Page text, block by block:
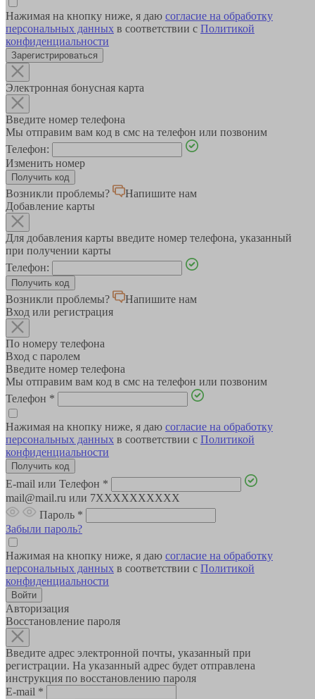
Нажимая на кнопку ниже, я даю согласие на обработку
персональных данных в соответствии с Политикой
конфиденциальности
Зарегистрироваться
Электронная бонусная карта
Введите номер телефона
Мы отправим вам код в смс на телефон или позвоним
Телефон:
Изменить номер
Возникли проблемы?
Напишите нам
Добавление карты
Для добавления карты введите номер телефона, указанный
при получении карты
Телефон:
Возникли проблемы?
Напишите нам
Вход или регистрация
По номеру телефона
Вход с паролем
Введите номер телефона
Мы отправим вам код в смс на телефон или позвоним
Телефон *
Нажимая на кнопку ниже, я даю согласие на обработку
персональных данных в соответствии с Политикой
конфиденциальности
E-mail или Телефон *
mail@mail.ru или 7XXXXXXXXXX
Пароль *
Забыли пароль?
Нажимая на кнопку ниже, я даю согласие на обработку
персональных данных в соответствии с Политикой
конфиденциальности
Авторизация
Восстановление пароля
Введите адрес электронной почты, указанный при
регистрации. На указанный адрес будет отправлена
инструкция по восстановлению пароля
E-mail *